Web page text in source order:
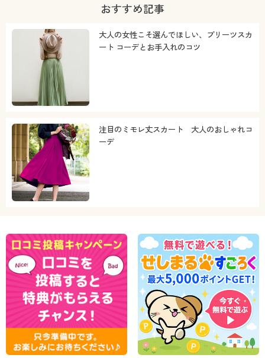
おすすめ記事
大人の女性こそ選んでほしい、プリーツスカ
ート コーデとお手入れのコツ
注目のミモレ丈スカート 大人のおしゃれコ
ーデ